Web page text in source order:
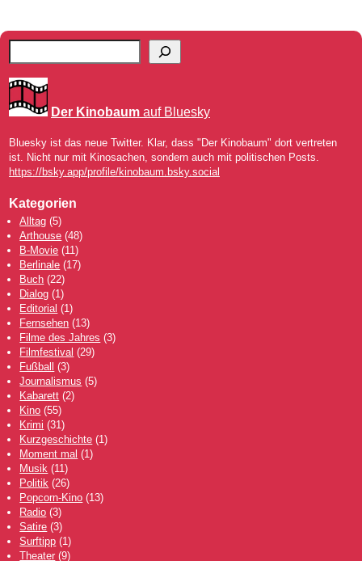
Der Kinobaum auf Bluesky
Bluesky ist das neue Twitter. Klar, dass "Der Kinobaum" dort vertreten
ist. Nicht nur mit Kinosachen, sondern auch mit politischen Posts.
https://bsky.app/profile/kinobaum.bsky.social
Kategorien
Alltag (5)
Arthouse (48)
B-Movie (11)
Berlinale (17)
Buch (22)
Dialog (1)
Editorial (1)
Fernsehen (13)
Filme des Jahres (3)
Filmfestival (29)
Fußball
(3)
Journalismus (5)
Kabarett (2)
Kino (55)
Krimi (31)
Kurzgeschichte (1)
Moment mal (1)
Musik (11)
Politik (26)
Popcorn-Kino (13)
Radio (3)
Satire (3)
Surftipp (1)
Theater (9)